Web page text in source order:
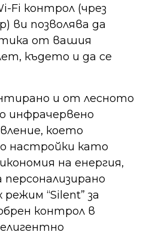
Fi контрол (чрез
ви позволява да
от вашия
където и да се
и от лесното
инфрачервено
което
настройки като
на енергия,
“Silent” за
контрол в